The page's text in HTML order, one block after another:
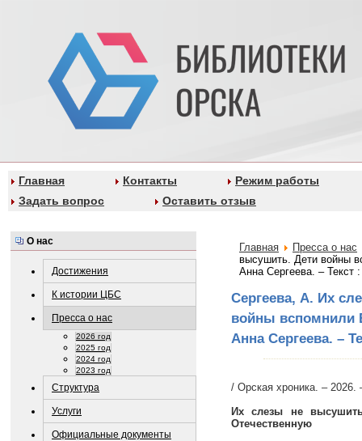
Главная Контакты
Режим работы
Задать вопрос
Оставить отзыв
О нас
Достижения
К истории ЦБС
Пресса о нас
2026 год
2025 год
2024 год
2023 год
Структура
Услуги
Официальные документы
Главная
Пресса о нас
высушить. Дети войны
Анна Сергеева. – Текст
Сергеева, А. Их
войны вспомнили
Анна Сергеева. –
/ Орская хроника. –
Их слезы не
Отечественную